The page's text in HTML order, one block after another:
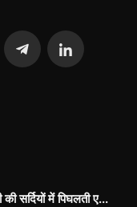
सर्दियों में पिघलती ए...